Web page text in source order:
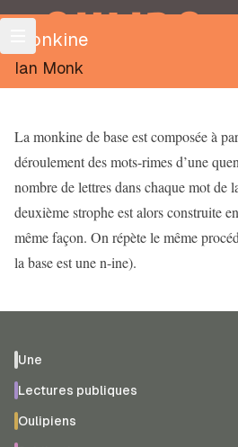
OULIPO
Monkine
Ian Monk
La monkine de base est composée à
déroulement des mots-rimes d’une
nombre de lettres dans chaque mot de
deuxième strophe est alors construite
même façon. On répète le même
la base est une n-ine).
Une
Lectures publiques
Oulipiens